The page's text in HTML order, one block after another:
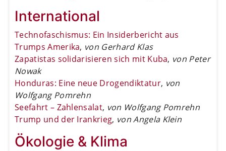
International
Technofaschismus: Ein Insiderbericht aus
Trumps Amerika, von Gerhard Klas
Zapatistas solidarisieren sich mit Kuba, von Peter
Nowak
Honduras: Eine neue Drogendiktatur, von
Wolfgang Pomrehn
Seefahrt – Zahlensalat, von Wolfgang Pomrehn
Trump und der Irankrieg, von Angela Klein
Ökologie & Klima